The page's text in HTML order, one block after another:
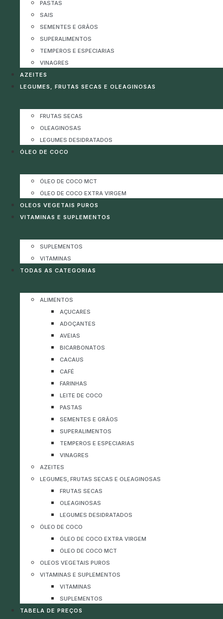
PASTAS
SAIS
SEMENTES E GRÃOS
SUPERALIMENTOS
TEMPEROS E ESPECIARIAS
VINAGRES
AZEITES
LEGUMES, FRUTAS SECAS E OLEAGINOSAS
FRUTAS SECAS
OLEAGINOSAS
LEGUMES DESIDRATADOS
ÓLEO DE COCO
ÓLEO DE COCO MCT
ÓLEO DE COCO EXTRA VIRGEM
OLEOS VEGETAIS PUROS
VITAMINAS E SUPLEMENTOS
SUPLEMENTOS
VITAMINAS
TODAS AS CATEGORIAS
ALIMENTOS
AÇUCARES
ADOÇANTES
AVEIAS
BICARBONATOS
CACAUS
CAFÉ
FARINHAS
LEITE DE COCO
PASTAS
SEMENTES E GRÃOS
SUPERALIMENTOS
TEMPEROS E ESPECIARIAS
VINAGRES
AZEITES
LEGUMES, FRUTAS SECAS E OLEAGINOSAS
FRUTAS SECAS
OLEAGINOSAS
LEGUMES DESIDRATADOS
ÓLEO DE COCO
ÓLEO DE COCO EXTRA VIRGEM
ÓLEO DE COCO MCT
OLEOS VEGETAIS PUROS
VITAMINAS E SUPLEMENTOS
VITAMINAS
SUPLEMENTOS
TABELA DE PREÇOS